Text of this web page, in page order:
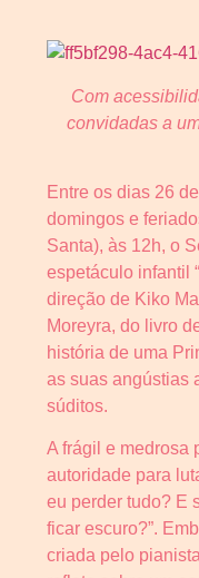
Com
convidadas a
Entre os dias 26
domingos e
Santa), às 12h, o
espetáculo infantil
direção de Kiko
Moreyra, do livro
história de uma
as suas angústias
súditos.
A frágil e medrosa
autoridade para
eu perder tudo? E
ficar escuro?”.
criada pelo